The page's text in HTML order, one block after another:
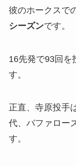
彼のホークスで
シーズンです。
16先発で93回を
す。
正直、寺原投手
代、バファロー
す。